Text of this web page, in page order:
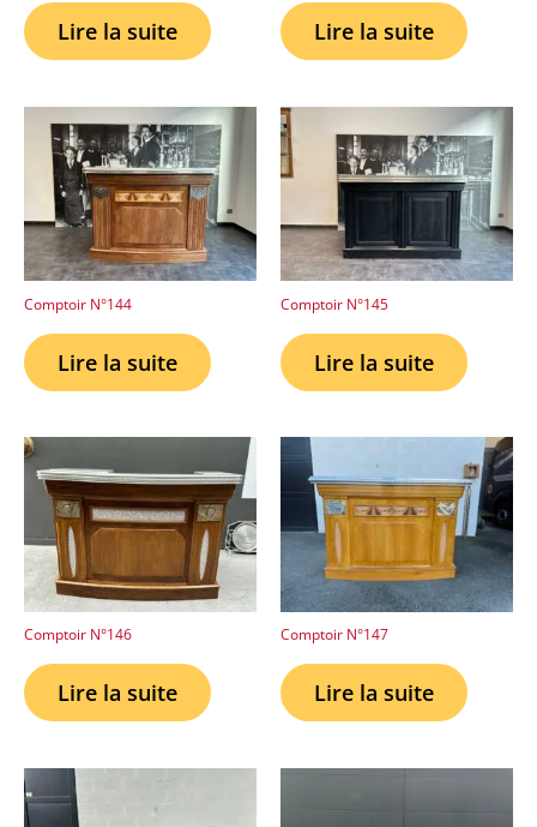
Lire la suite Lire la suite
Comptoir N°144
Lire la suite
Comptoir N°145
Lire la suite
Comptoir N°146
Lire la suite
Comptoir N°147
Lire la suite